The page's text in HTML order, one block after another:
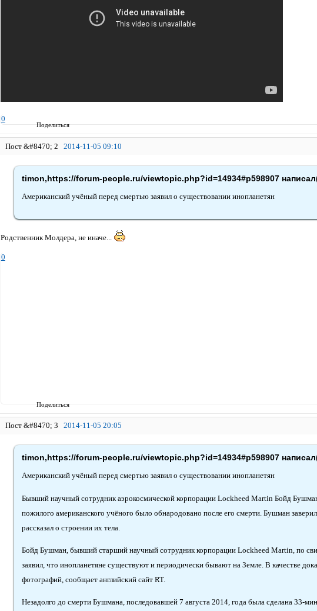
Поделиться
0
Поделиться
2 2014-11-05 09:10
timon,https://forum-people.ru/viewtopic.php?id=14934#p598907
Американский учёный перед смертью заявил о существовании инопланетян
Родственник Молдера, не иначе...
0
3 2014-11-05 20:05
timon,https://forum-people.ru/viewtopic.php?id=14934#p598907
Американский учёный перед смертью заявил о существовании инопланетян
Бывший научный сотрудник аэрокосмической корпорации Lockheed Martin Бойд
пожилого американского учёного было обнародовано после его смерти. Бушман
рассказал о строении их тела.
Бойд Бушман, бывший старший научный сотрудник корпорации Lockheed Martin, по
заявил, что инопланетяне существуют и периодически бывают на Земле. В качестве
фотографий, сообщает английский сайт RT.
Незадолго до смерти Бушмана, последовавшей 7 августа 2014, года была сделана 33-